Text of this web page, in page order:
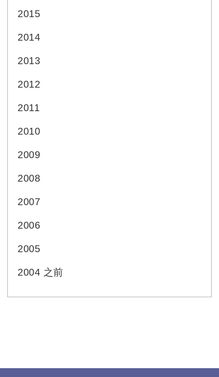
2015
2014
2013
2012
2011
2010
2009
2008
2007
2006
2005
2004 之前